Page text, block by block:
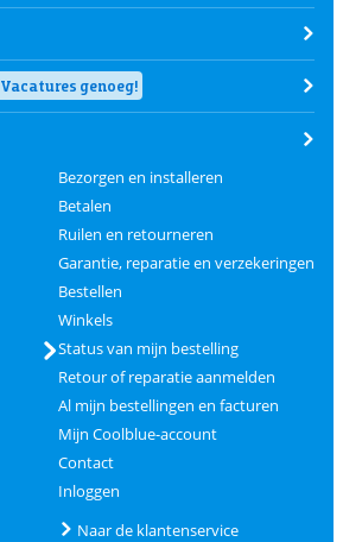
Vacatures genoeg!
Bezorgen en installeren
Betalen
Ruilen en retourneren
Garantie, reparatie en verzekeringen
Bestellen
Winkels
Status van mijn bestelling
Retour of reparatie aanmelden
Al mijn bestellingen en facturen
Mijn Coolblue-account
Contact
Inloggen
Naar de klantenservice